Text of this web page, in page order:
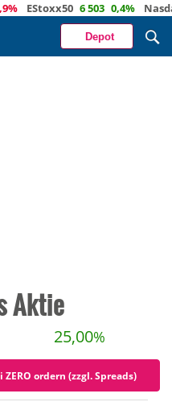
EStoxx50 6 503 0,4% Nasdaq
Depot
Aktie
25,00%
ordern (zzgl. Spreads)